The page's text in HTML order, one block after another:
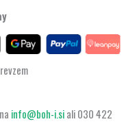
info@boh-i.siali 030 422